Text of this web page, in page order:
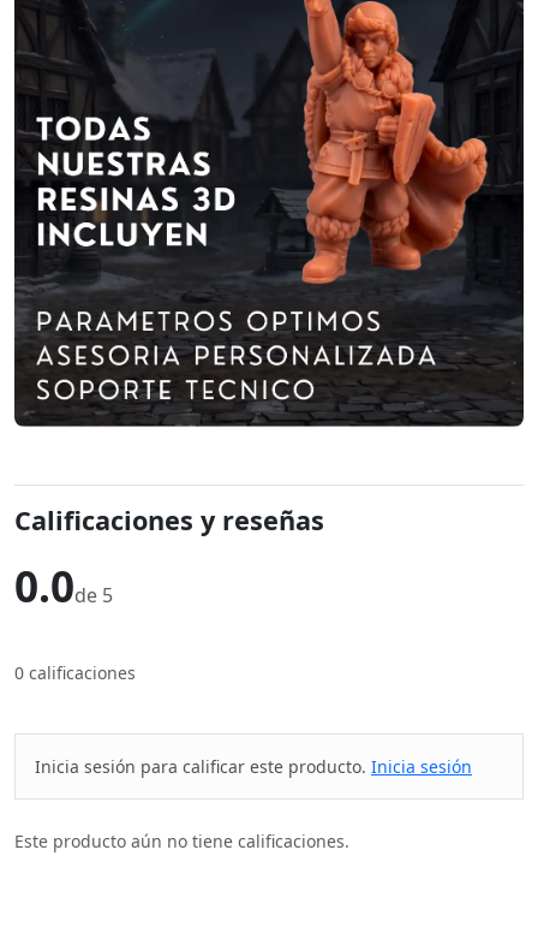
Calificaciones y reseñas
0.0de 5
0 calificaciones
Inicia sesión para calificar este producto. Inicia sesión
Este producto aún no tiene calificaciones.